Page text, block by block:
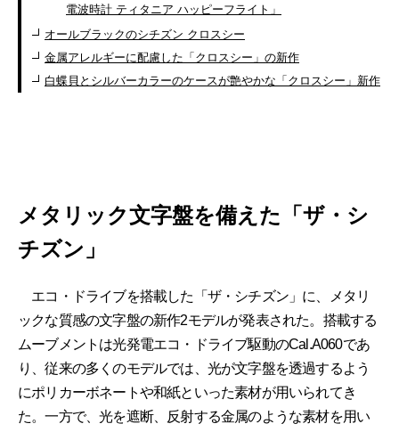
電波時計 ティタニア ハッピーフライト」
オールブラックのシチズン クロスシー
金属アレルギーに配慮した「クロスシー」の新作
白蝶貝とシルバーカラーのケースが艶やかな「クロスシー」新作
メタリック文字盤を備えた「ザ・シ
チズン」
エコ・ドライブを搭載した「ザ・シチズン」に、メタリ
ックな質感の文字盤の新作2モデルが発表された。搭載する
ムーブメントは光発電エコ・ドライブ駆動のCal.A060であ
り、従来の多くのモデルでは、光が文字盤を透過するよう
にポリカーボネートや和紙といった素材が用いられてき
た。一方で、光を遮断、反射する金属のような素材を用い